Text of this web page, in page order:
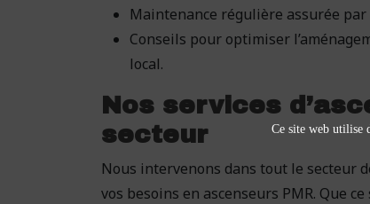
Maintenance régulière assurée
Conseils pour optimiser
local.
Nos services
secteur
Nous intervenons dans tout le secteur
vos besoins en ascenseurs PMR. Que
Ce site web utilise